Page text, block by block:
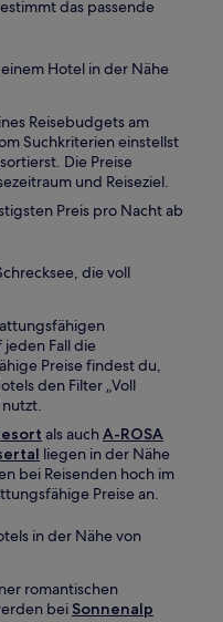
das passende
Hotel in der Nähe
Reisebudgets am
Suchkriterien einstellst
Die Preise
und Reiseziel.
Preis pro Nacht ab
die voll
Fall die
Preise findest du,
den Filter „Voll
als auchA-ROSA
liegen in der Nähe
bei Reisenden hoch im
Preise an.
in der Nähe von
romantischen
bei Sonnenalp